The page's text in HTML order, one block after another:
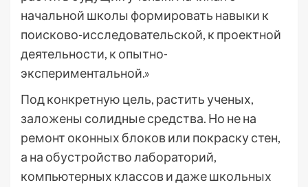
начальной школы формировать навыки к
поисково-исследовательской, к проектной
деятельности, к опытно-
экспериментальной.»
Под конкретную цель, растить ученых,
заложены солидные средства. Но не на
ремонт оконных блоков или покраску стен,
а на обустройство лабораторий,
компьютерных классов и даже школьных